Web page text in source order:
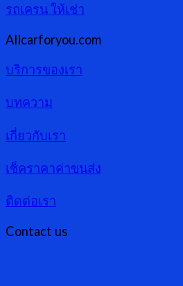
รถเครน ให้เช่า
Allcarforyou.com
บริการของเรา
บทความ
เกี่ยวกับเรา
เช็คราคาค่าขนส่ง
ติดต่อเรา
Contact us